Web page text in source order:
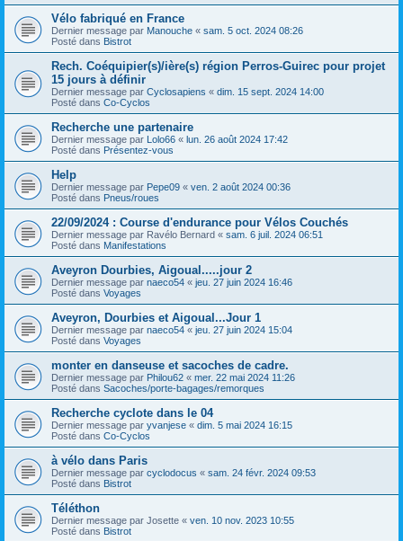
Vélo fabriqué en France
Dernier message par Manouche « sam. 5 oct. 2024 08:26
Posté dans Bistrot
Rech. Coéquipier(s)/ière(s) région Perros-Guirec pour projet
15 jours à définir
Dernier message par Cyclosapiens « dim. 15 sept. 2024 14:00
Posté dans Co-Cyclos
Recherche une partenaire
Dernier message par Lolo66 « lun. 26 août 2024 17:42
Posté dans Présentez-vous
Help
Dernier message par Pepe09 « ven. 2 août 2024 00:36
Posté dans Pneus/roues
22/09/2024 : Course d'endurance pour Vélos Couchés
Dernier message par Ravélo Bernard « sam. 6 juil. 2024 06:51
Posté dans Manifestations
Aveyron Dourbies, Aigoual.....jour 2
Dernier message par naeco54 « jeu. 27 juin 2024 16:46
Posté dans Voyages
Aveyron, Dourbies et Aigoual...Jour 1
Dernier message par naeco54 « jeu. 27 juin 2024 15:04
Posté dans Voyages
monter en danseuse et sacoches de cadre.
Dernier message par Philou62 « mer. 22 mai 2024 11:26
Posté dans Sacoches/porte-bagages/remorques
Recherche cyclote dans le 04
Dernier message par yvanjese « dim. 5 mai 2024 16:15
Posté dans Co-Cyclos
à vélo dans Paris
Dernier message par cyclodocus « sam. 24 févr. 2024 09:53
Posté dans Bistrot
Téléthon
Dernier message par Josette « ven. 10 nov. 2023 10:55
Posté dans Bistrot